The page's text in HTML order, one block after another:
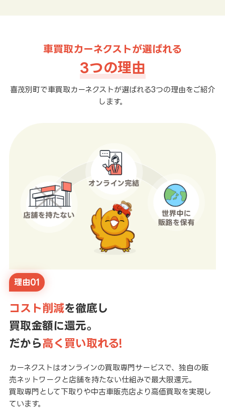
車買取カーネクストが選ばれる
3つの理由
喜茂別町で車買取カーネクストが選ばれる3つの理由をご紹介
します。
理由01
コスト削減を徹底し
買取金額に還元。
だから高く買い取れる!
カーネクストはオンラインの買取専門サービスで、独自の販
売ネットワークと店舗を持たない仕組みで最大限還元。
買取専門として下取りや中古車販売店より高価買取を実現し
ています。